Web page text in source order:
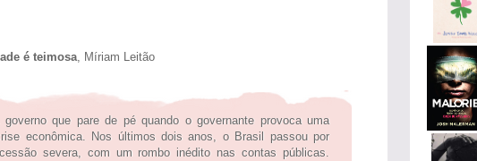
é teimosa, Míriam Leitão
governo que pare de pé quando o governante provoca uma
econômica. Nos últimos dois anos, o Brasil passou por
severa, com um rombo inédito nas contas públicas.